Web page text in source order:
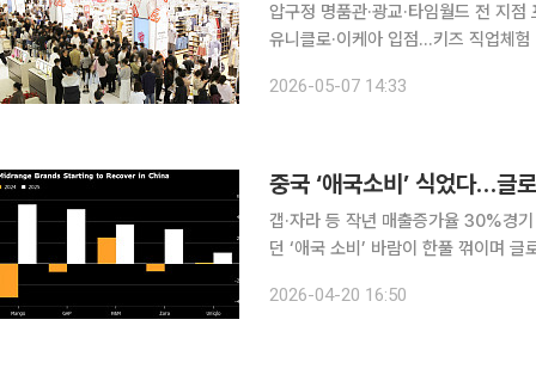
압구정 명품관·광교·타임월드 전 지
유니클로·이케아 입점…키즈 직업체험 등 콘텐츠 강화 한화갤러리
압구정동 명품관부터 대전 타임월드
2026-05-07 14:33
중국 ‘애국소비’ 식었다…글
갭·자라 등 작년 매출증가율 30%경
던 ‘애국 소비’ 바람이 한풀 꺾이며
2026-04-20 16:50